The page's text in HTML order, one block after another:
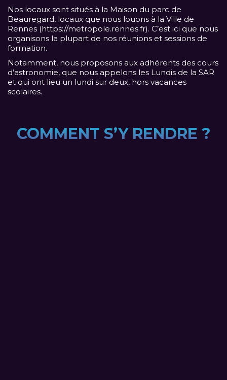
Nos locaux sont situés à la Maison du parc de
Beauregard, locaux que nous louons à la Ville de
Rennes (https://metropole.rennes.fr). C’est ici que nous
organisons la plupart de nos réunions et sessions de
formation.
Notamment, nous proposons aux adhérents des cours
d’astronomie, que nous appelons les Lundis de la SAR
et qui ont lieu un lundi sur deux, hors vacances
scolaires.
COMMENT S’Y RENDRE ?